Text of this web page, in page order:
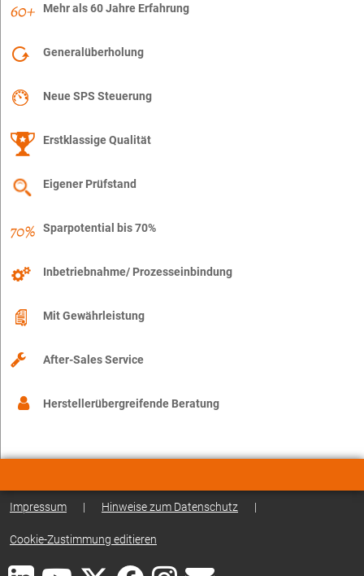
Mehr als 60 Jahre Erfahrung
Generalüberholung
Neue SPS Steuerung
Erstklassige Qualität
Eigener Prüfstand
Sparpotential bis 70%
Inbetriebnahme/ Prozesseinbindung
Mit Gewährleistung
After-Sales Service
Herstellerübergreifende Beratung
Impressum | Hinweise zum Datenschutz |
Cookie-Zustimmung editieren